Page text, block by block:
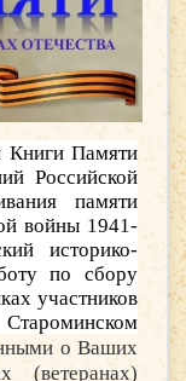
Книги Памяти
Российской
памяти
войны 1941-
историко-
по сбору
участников
о Ваших
(ветеранах)